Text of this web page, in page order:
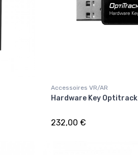
Accessoires VR/AR
Hardware Key Optitrack
232,00 €